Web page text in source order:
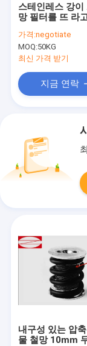
스테인레스 강이
망 필터를 뜨 라
Dia 200 밀리미터
이 받아들입니다
가격:negotiate
MOQ:50KG
최신 가격 받기
지금 연락
내구성 있는 압
물 철망 10mm